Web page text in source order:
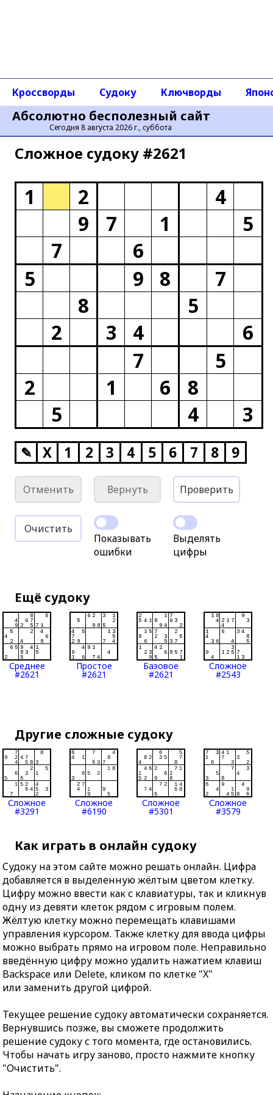
Абсолютно бесполезный сайт
Сегодня 8 августа 2026 г., суббота
Кроссворды Судоку Ключворды
Сложное cудоку #2621
1 2
4
9
7 1
5
7
6
5
9 8
7
8
5
2
3 4
6
7
5
2
1 6
8
5
4 3
✎ X 1 2 3 4 5 6 7 8 9
Отменить Вернуть Проверить
Очистить
Показывать
ошибки
Выделять
цифры
Ещё судоку
Среднее
#2621
Простое
#2621
Базовое
#2621
Сложное
#2543
Другие сложные судоку
Сложное
#3291
Сложное
#6190
Сложное
#5301
Сложное
#3579
Как играть в онлайн судоку
Судоку на этом сайте можно решать онлайн. Цифра
добавляется в выделенную жёлтым цветом клетку.
Цифру можно ввести как с клавиатуры, так и кликнув
одну из девяти клеток рядом с игровым полем.
Жёлтую клетку можно перемещать клавишами
управления курсором. Также клетку для ввода цифры
можно выбрать прямо на игровом поле. Неправильно
введённую цифру можно удалить нажатием клавиш
Backspace или Delete, кликом по клетке "X"
или заменить другой цифрой.
Текущее решение судоку автоматически сохраняется.
Вернувшись позже, вы сможете продолжить
решение судоку с того момента, где остановились.
Чтобы начать игру заново, просто нажмите кнопку
"Очистить".